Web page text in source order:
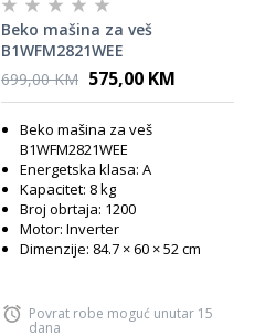
Beko mašina za veš
B1WFM2821WEE
699,00 KM 575,00 KM
Beko mašina za veš
B1WFM2821WEE
Energetska klasa: A
Kapacitet: 8 kg
Broj obrtaja: 1200
Motor: Inverter
Dimenzije: 84.7 × 60 × 52 cm
Povrat robe moguć unutar 15
dana